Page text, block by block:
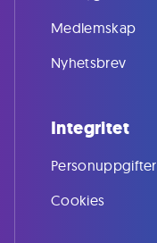
Medlemskap
Nyhetsbrev
Integritet
Personuppgifter
Cookies